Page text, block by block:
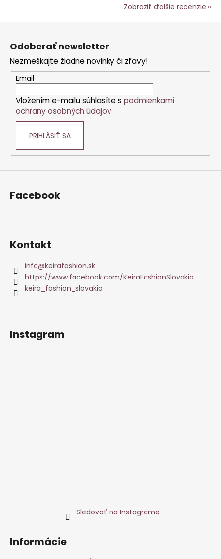
Zobraziť ďalšie recenzie
Z
Odoberať newsletter
Nezmeškajte žiadne novinky či zľavy!
Email
Vložením e-mailu súhlasíte s podmienkami
ochrany osobných údajov
PRIHLÁSIŤ SA
Facebook
Kontakt
info@keirafashion.sk
https://www.facebook.com/KeiraFashionSlovakia
keira_fashion_slovakia
Instagram
Sledovať na Instagrame
Informácie